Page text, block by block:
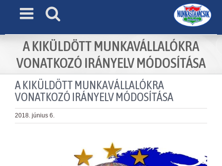
A KIKÜLDÖTT MUNKAVÁLLALÓKRA
VONATKOZÓ IRÁNYELV MÓDOSÍTÁSA
A KIKÜLDÖTT MUNKAVÁLLALÓKRA
VONATKOZÓ IRÁNYELV MÓDOSÍTÁSA
2018. június 6.